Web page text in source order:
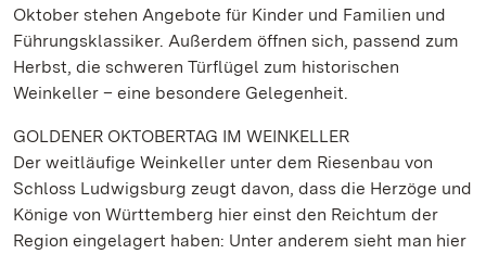
Oktober stehen Angebote für Kinder und Familien und
Führungsklassiker. Außerdem öffnen sich, passend zum
Herbst, die schweren Türflügel zum historischen
Weinkeller – eine besondere Gelegenheit.
GOLDENER OKTOBERTAG IM WEINKELLER
Der weitläufige Weinkeller unter dem Riesenbau von
Schloss Ludwigsburg zeugt davon, dass die Herzöge und
Könige von Württemberg hier einst den Reichtum der
Region eingelagert haben: Unter anderem sieht man hier